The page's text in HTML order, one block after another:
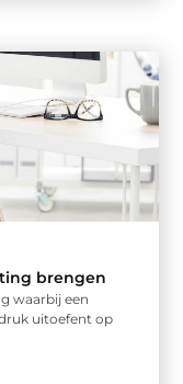
brengen
waarbij een
uitoefent op